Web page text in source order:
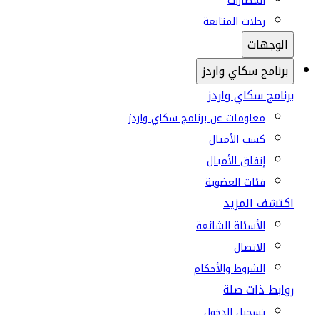
رحلات المتابعة
الوجهات
برنامج سكاي واردز
برنامج سكاي واردز
معلومات عن برنامج سكاي واردز
كسب الأميال
إنفاق الأميال
فئات العضوية
اكتشف المزيد
الأسئلة الشائعة
الاتصال
الشروط والأحكام
روابط ذات صلة